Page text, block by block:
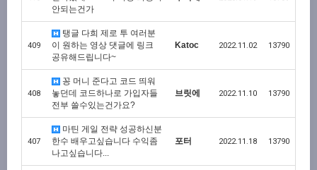
안되는건가
409
탱글 다희 제로 투 여러분
이 원하는 영상 댓글에 링크
공유해드립니다~
Katoc 2022.11.02 13790
408
꽁 머니 준다고 코드 띄워
놓던데 코드하나로 가입자들
전부 쓸수있는건가요?
브릿에 2022.11.10 13790
407
마틴 게일 전략 성공하신분
한수 배우고싶습니다 수익좀
나고싶습니다...
포터 2022.11.18 13790